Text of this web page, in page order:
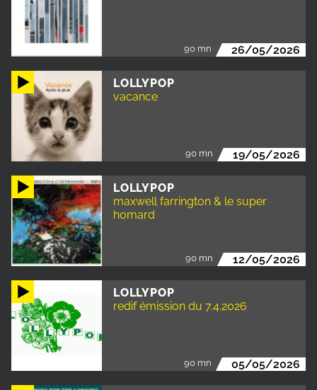
90 mn 26/05/2026
LOLLYPOP
vacance
90 mn 19/05/2026
LOLLYPOP
maxwell farrington & le super
homard
90 mn 12/05/2026
LOLLYPOP
redif émission du 7.4.2026
90 mn 05/05/2026